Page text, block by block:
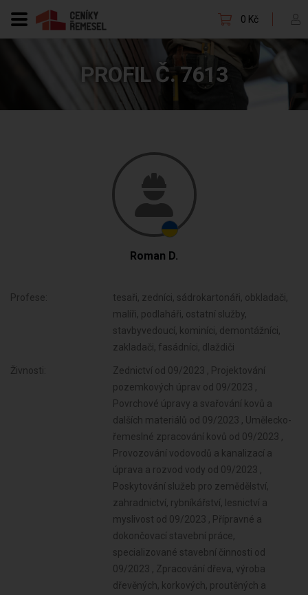
0 Kč
PROFIL Č. 7613
Roman D.
Profese:
tesaři, zedníci, sádrokartonáři, obkladači,
malíři, podlaháři, ostatní služby,
stavbyvedoucí, kominíci, demontážníci,
zakladači, fasádníci, dlaždiči
Živnosti:
Zednictví od 09/2023 , Projektování
pozemkových úprav od 09/2023 ,
Povrchové úpravy a svařování kovů a
dalších materiálů od 09/2023 , Umělecko-
řemeslné zpracování kovů od 09/2023 ,
Provozování vodovodů a kanalizací a
úprava a rozvod vody od 09/2023 ,
Poskytování služeb pro zemědělství,
zahradnictví, rybníkářství, lesnictví a
myslivost od 09/2023 , Přípravné a
dokončovací stavební práce,
specializované stavební činnosti od
09/2023 , Zpracování dřeva, výroba
dřevěných, korkových, proutěných a